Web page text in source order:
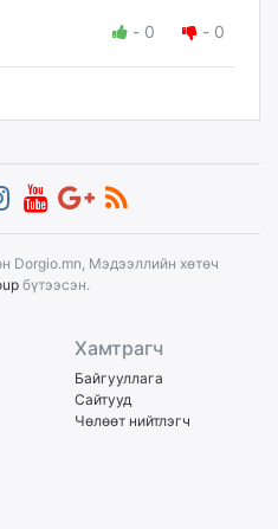
- 0 - 0
Dorgio.mn, Мэдээллийн хөтөч
бүтээсэн.
Хамтрагч
Байгууллага
Сайтууд
Чөлөөт нийтлэгч